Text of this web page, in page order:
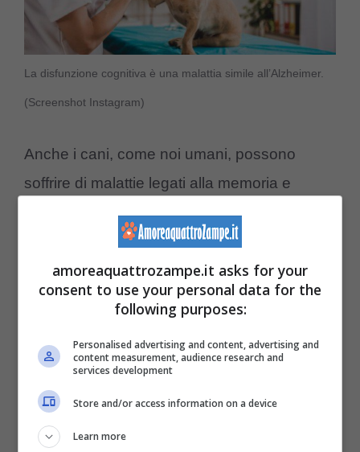
La disfunzione cognitiva è una malattia simile all’Alzheimer.
(Screenshot Instagram)
Anche i cani, come noi umani, possono
soffrire di malattie legati alla memoria e
all’intelligenza. Un esempio può essere
disfunzione cognitiva canina, una
condizione simile alla malattia di
Alzheimer per noi esseri umani. Si può
dimenticano come fare cose di tutti i giorni,
proprio come avviene negli umani.
amoreaquattrozampe.it asks for your
consent to use your personal data for the
following purposes:
Personalised advertising and content, advertising and
content measurement, audience research and
services development
Store and/or access information on a device
Learn more